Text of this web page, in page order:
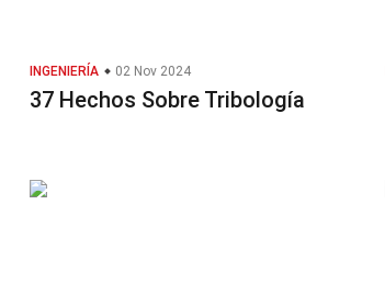
INGENIERÍA 02 Nov 2024
37 Hechos Sobre Tribología